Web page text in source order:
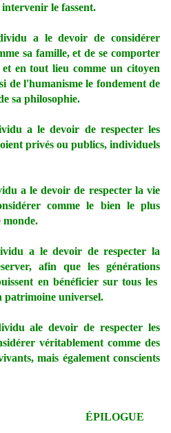
le fassent.
a le devoir de considérer
sa famille, et de se comporter
en tout lieu comme un citoyen
de l'humanisme le fondement de
sa philosophie.
a le devoir de respecter les
privés ou publics, individuels
a le devoir de respecter la vie
comme le bien le plus
monde.
a le devoir de respecter la
afin que les générations
en bénéficier sur tous les
patrimoine universel.
ale devoir de respecter les
véritablement comme des
mais également conscients